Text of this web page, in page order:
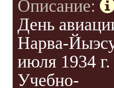
Описание:
День
Нарва-
июля 1934 г.
Учебно-